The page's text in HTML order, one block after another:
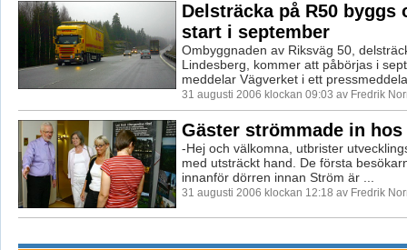
Delsträcka på R50 byggs
start i september
Ombyggnaden av Riksväg 50,
Lindesberg, kommer att påbörjas i
meddelar Vägverket i ett
31 augusti 2006 klockan 09:03 av Fredrik
Gäster strömmade in hos
-Hej och välkomna, utbrister
med utsträckt hand. De första
innanför dörren innan Ström är ...
31 augusti 2006 klockan 12:18 av Fredrik